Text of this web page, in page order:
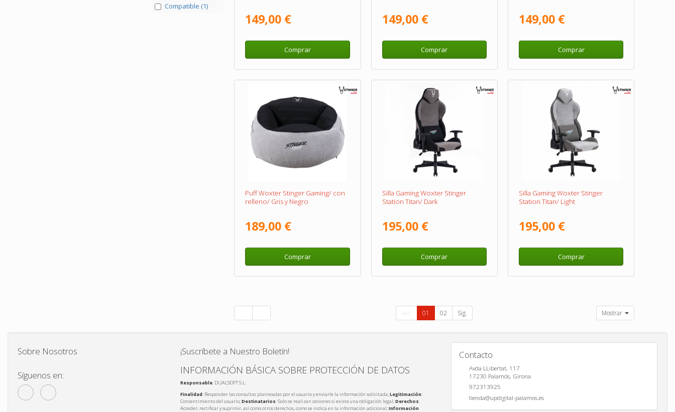
Compatible (1)
149,00 €
Comprar
149,00 €
Comprar
149,00 €
Comprar
Puff Woxter Stinger Gaming/ con
relleno/ Gris y Negro
189,00 €
Comprar
Silla Gaming Woxter Stinger
Station Titan/ Dark
195,00 €
Comprar
Silla Gaming Woxter Stinger
Station Titan/ Light
195,00 €
Comprar
Ant. 01 02 Sig. Mostrar
Sobre Nosotros
Síguenos en:
¡Suscríbete a Nuestro Boletín!
INFORMACIÓN BÁSICA SOBRE PROTECCIÓN DE DATOS
Responsable: DUALSOFT S.L.
Finalidad: Responder las consultas planteadas por el usuario y enviarle la información solicitada;Legitimación:
Consentimiento del usuario;Destinatarios: Solo se realizan cesiones si existe una obligación legal;Derechos:
Acceder, rectificar y suprimir, así como otros derechos, como se indica en la información adicional;Información
Contacto
Avda LLibertat, 117
17230 Palamós, Girona
972313925
tienda@updigital-palamos.es